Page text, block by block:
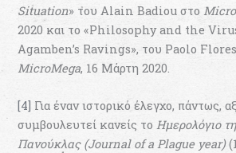
Situation» του Alain Badiou στο
2020 και το «Philosophy and the
Agamben’s Ravings», του Paolo
MicroMega, 16 Μάρτη 2020.
[4] Για έναν ιστορικό έλεγχο, πάντως,
συμβουλευτεί κανείς τοΗμερολόγιο
Πανούκλας (Journal of a Plague year)